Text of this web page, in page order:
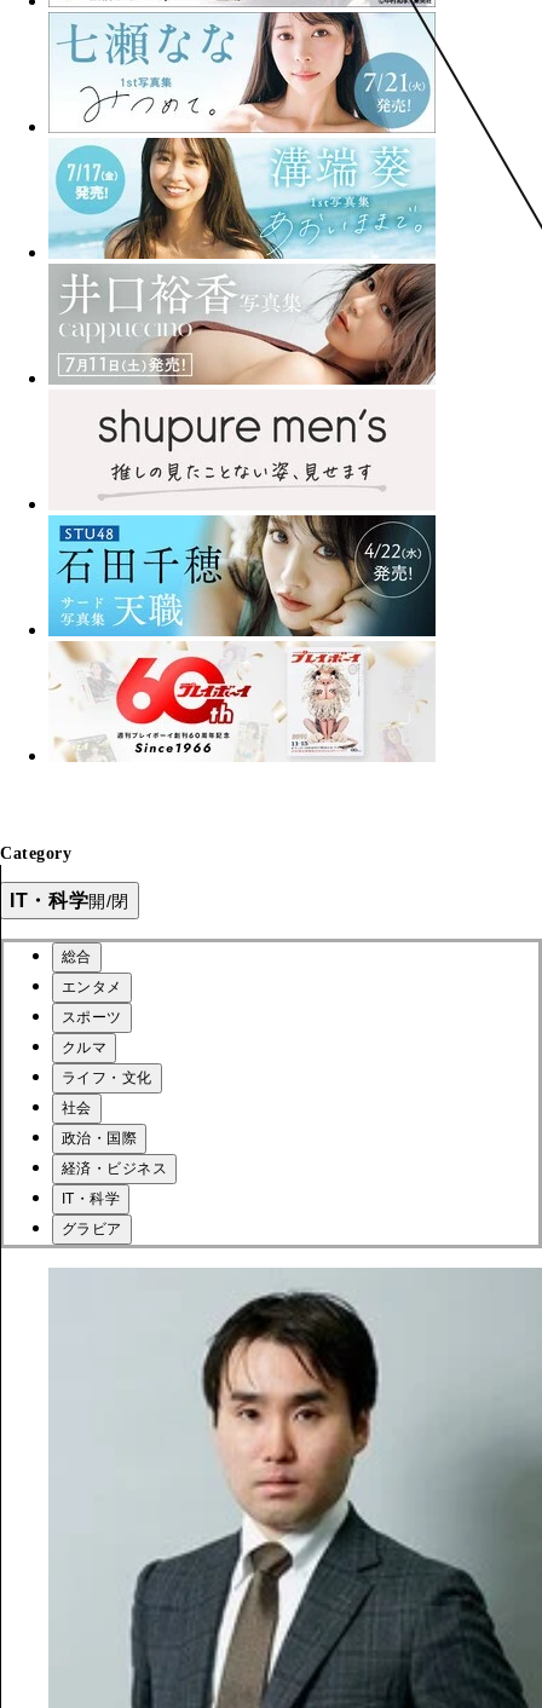
Category
IT・科学開/閉
総合
エンタメ
スポーツ
クルマ
ライフ・文化
社会
政治・国際
経済・ビジネス
IT・科学
グラビア